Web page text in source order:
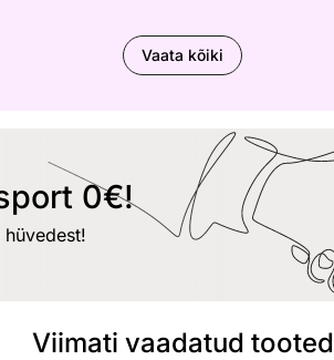
Vaata kõiki
0€!
Viimati vaadatud tooted